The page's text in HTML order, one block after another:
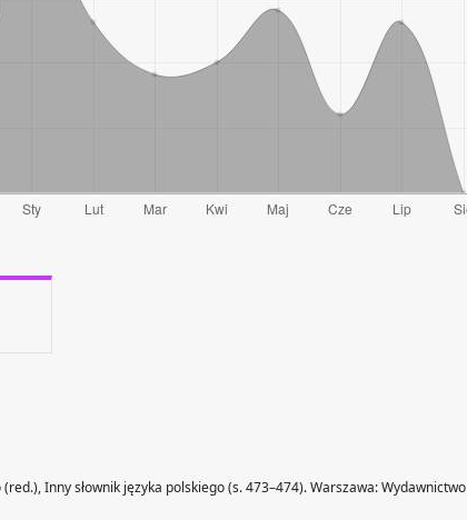
Inny słownik języka polskiego (s. 473–474). Warszawa: Wydawnictwo